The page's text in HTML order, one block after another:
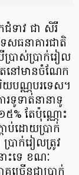
ជំទាវ ជា សិរី
សធនាគារជាតិ
ប្រាស់ប្រាក់រៀល
ែនៅមានចំណែក
យបណ្ណបរទេស។
រទូទាត់នានាទូ
៥% តែប៉ុណ្ណោះ
ាប់ដោយប្រាក់
រាក់រៀលត្រូវ
ោះទេ ខណៈ